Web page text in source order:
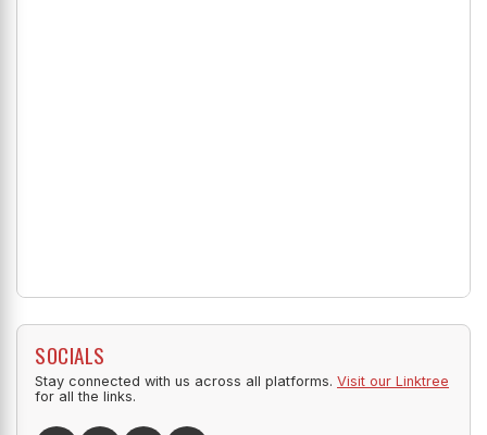
SOCIALS
Stay connected with us across all platforms. Visit our Linktree
for all the links.